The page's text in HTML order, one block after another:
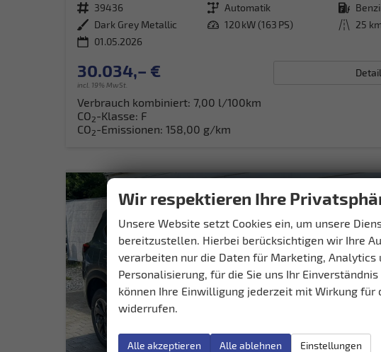
Fahrzeugnr. 39436 Getriebe Automatik Kraftstoff
Außenfarbe Dark Grey Metallic Leistung 120 kW (163 PS) Kilometerstand 25 km
01.05.2026
30.034,– €
incl. 19% MwSt.
Verbrauch kombiniert: 7,00 l/100km
CO2-Klasse: F
CO2-Emissionen: 158,00 g/km
Wir respektieren Ihre
Unsere Website setzt Cookies ein, um unsere
bereitzustellen. Hierbei berücksichtigen wir Ihre
verarbeiten nur die Daten für Marketing, Analytics
Personalisierung, für die Sie uns Ihr Einverständnis
können Ihre Einwilligung jederzeit mit Wirkung für
widerrufen.
Alle akzeptieren Alle ablehnen Einstellungen